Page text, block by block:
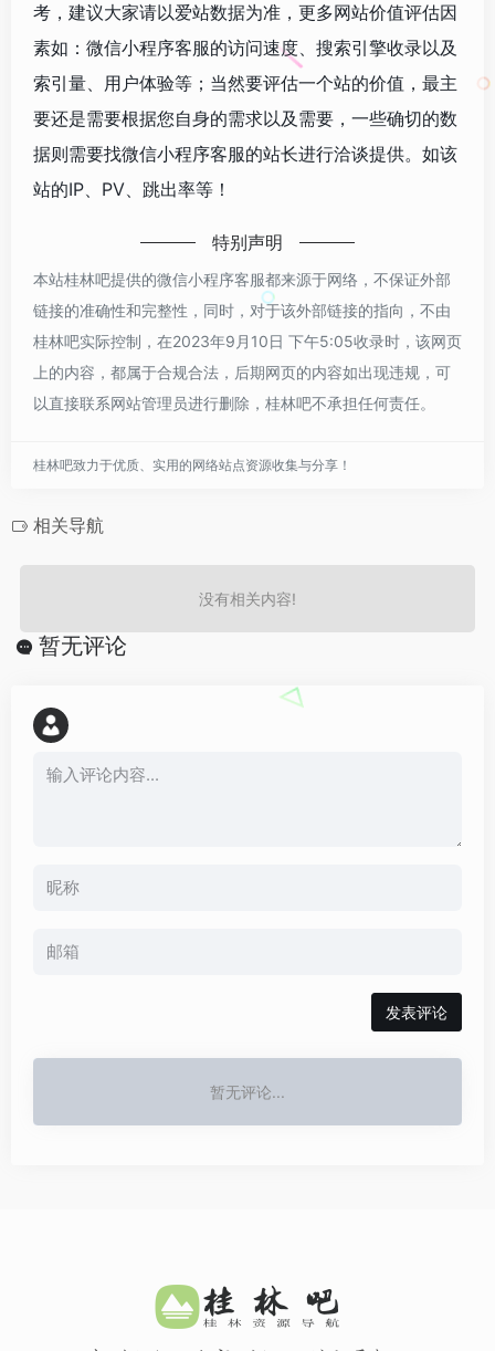
考，建议大家请以爱站数据为准，更多网站价值评估因
素如：微信小程序客服的访问速度、搜索引擎收录以及
索引量、用户体验等；当然要评估一个站的价值，最主
要还是需要根据您自身的需求以及需要，一些确切的数
据则需要找微信小程序客服的站长进行洽谈提供。如该
站的IP、PV、跳出率等！
特别声明
本站桂林吧提供的微信小程序客服都来源于网络，不保证外部
链接的准确性和完整性，同时，对于该外部链接的指向，不由
桂林吧实际控制，在2023年9月10日 下午5:05收录时，该网页
上的内容，都属于合规合法，后期网页的内容如出现违规，可
以直接联系网站管理员进行删除，桂林吧不承担任何责任。
桂林吧致力于优质、实用的网络站点资源收集与分享！
相关导航
没有相关内容!
暂无评论
发表评论
暂无评论...